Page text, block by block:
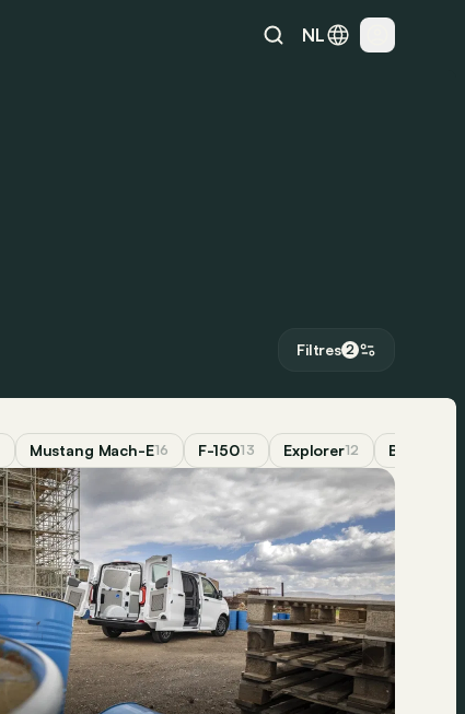
NL
Filtres 2
Mustang Mach-E16 F-15013 Explorer12 Bronco